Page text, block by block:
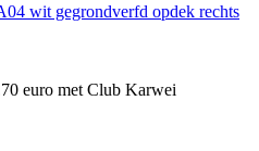
wit gegrondverfd opdek rechts
euro met Club Karwei